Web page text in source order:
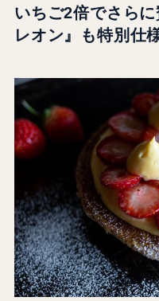
いちご2倍でさら
レオン』も特別仕